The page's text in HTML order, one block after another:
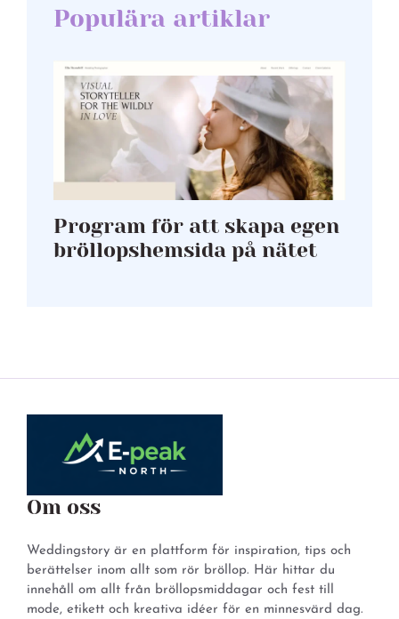
Populära artiklar
Program för att skapa egen
bröllopshemsida på nätet
Om oss
Weddingstory är en plattform för inspiration, tips och
berättelser inom allt som rör bröllop. Här hittar du
innehåll om allt från bröllopsmiddagar och fest till
mode, etikett och kreativa idéer för en minnesvärd dag.